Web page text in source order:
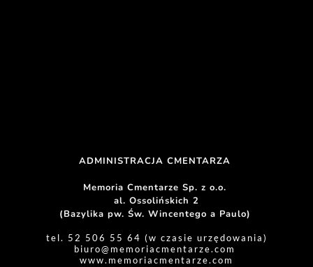
ADMINISTRACJA CMENTARZA
Memoria Cmentarze Sp. z o.o.
al. Ossolińskich 2
(Bazylika pw. Św. Wincentego a Paulo)
tel. 52 506 55 64 (w czasie urzędowania)
biuro@memoriacmentarze.com
www.memoriacmentarze.com